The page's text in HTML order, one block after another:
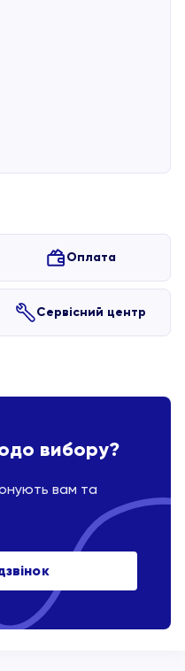
Оплата
Сервісний центр
вибору?
вам та